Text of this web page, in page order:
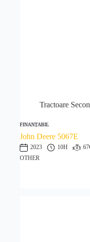
Tractoare
FINANȚABIL
John Deere 5067E
2023 10H
OTHER